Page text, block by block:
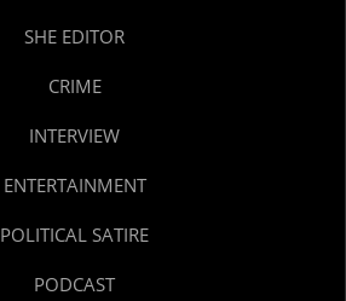
SHE EDITOR
CRIME
INTERVIEW
ENTERTAINMENT
POLITICAL SATIRE
PODCAST